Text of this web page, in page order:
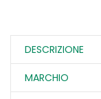
DESCRIZIONE
MARCHIO